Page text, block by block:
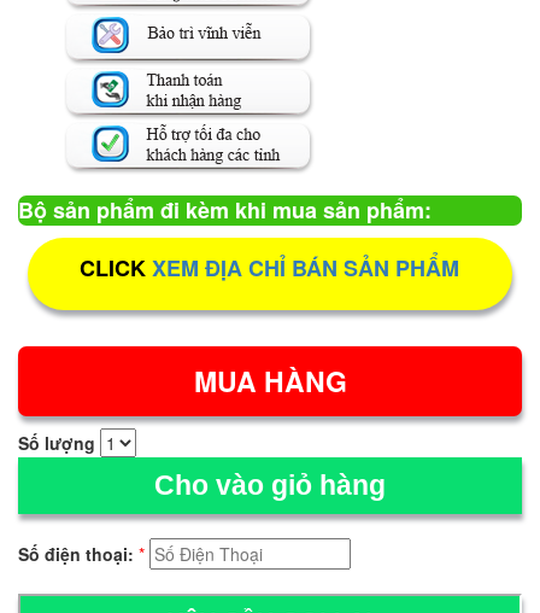
Bộ sản phẩm đi kèm khi mua sản phẩm:
CLICKXEM ĐỊA CHỈ BÁN SẢN PHẨM
Số lượng
Cho vào giỏ hàng
Số điện thoại: *